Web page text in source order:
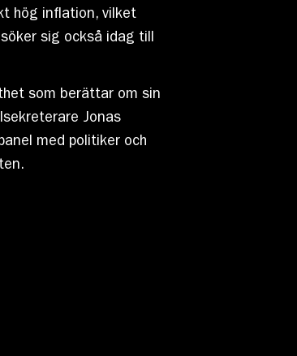
hög inflation, vilket
sig också idag till
som berättar om sin
Jonas
med politiker och